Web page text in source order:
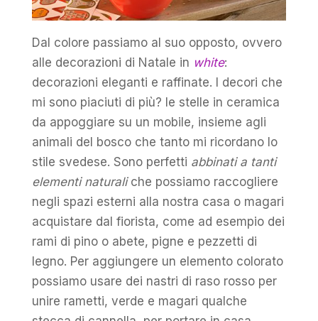
Dal colore passiamo al suo opposto, ovvero
alle decorazioni di Natale in white:
decorazioni eleganti e raffinate. I decori che
mi sono piaciuti di più? le stelle in ceramica
da appoggiare su un mobile, insieme agli
animali del bosco che tanto mi ricordano lo
stile svedese. Sono perfetti abbinati a tanti
elementi naturaliche possiamo raccogliere
negli spazi esterni alla nostra casa o magari
acquistare dal fiorista, come ad esempio dei
rami di pino o abete, pigne e pezzetti di
legno. Per aggiungere un elemento colorato
possiamo usare dei nastri di raso rosso per
unire rametti, verde e magari qualche